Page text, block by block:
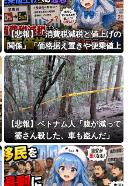
日本旅行キャンセルすべきか…1万年ぶり史上最大級の火山の兆し＝韓国の反応
海外「おめでとうタキ！」リヴァプール南野がバースデーゴール！！
Powered by livedoor 相互RSS
【悲報】「消費税減税と値上げの
関係」「価格据え置きや便乗値上
げへの懸念」 – 消費税減税時の
小売価格の動向に注目集まる
【悲報】ベトナム人「腹が減って
婆さん殺した、車も盗んだ」